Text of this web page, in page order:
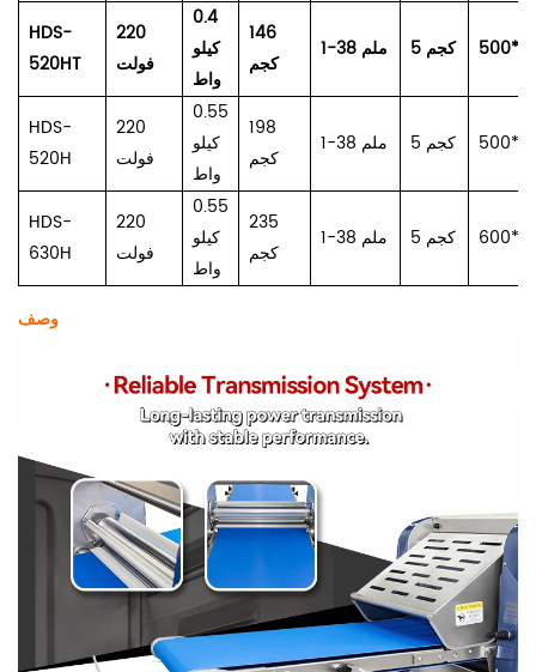
HDS-
520HT
220
فولت
0.4
كيلو
واط
146
كجم
1-38 ملم 5 كجم
HDS-
520H
220
فولت
0.55
كيلو
واط
198
كجم
1-38 ملم 5 كجم
HDS-
630H
220
فولت
0.55
كيلو
واط
235
كجم
1-38 ملم 5 كجم
وصف